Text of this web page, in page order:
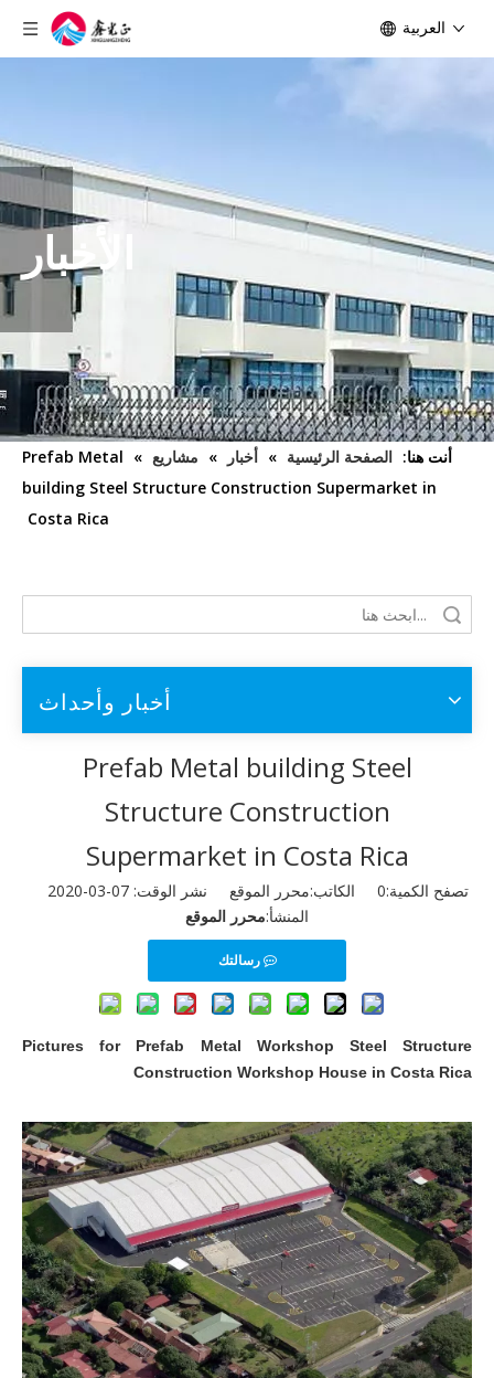
العربية
الأخبار
أنت هنا: الصفحة الرئيسية » أخبار » مشاريع »
Prefab Metal
building Steel Structure Construction Supermarket in
Costa Rica
أخبار وأحداث
Prefab Metal building Steel
Structure Construction
Supermarket in Costa Rica
تصفح الكمية:0
المنشأ:محرر الموقع
رسالتك
Pictures for Prefab Metal Workshop Steel Structure
Construction Workshop House in Costa Rica